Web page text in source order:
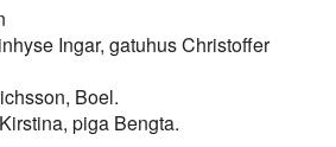
Ingar, gatuhus Christoffer
Boel.
piga Bengta.